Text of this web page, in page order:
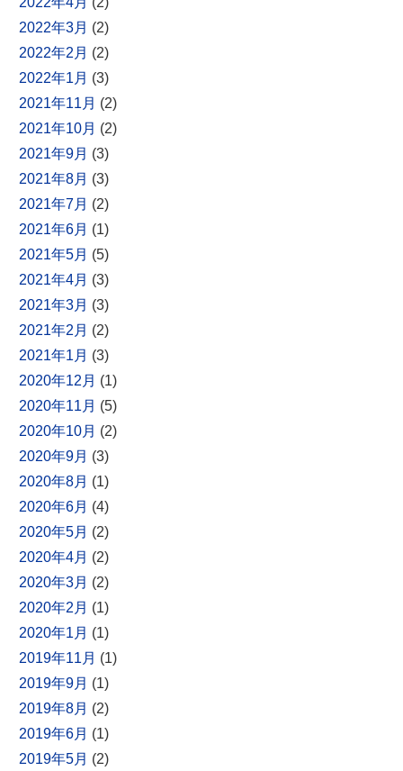
2022年3月 (2)
2022年2月 (2)
2022年1月 (3)
2021年11月 (2)
2021年10月 (2)
2021年9月 (3)
2021年8月 (3)
2021年7月 (2)
2021年6月 (1)
2021年5月 (5)
2021年4月 (3)
2021年3月 (3)
2021年2月 (2)
2021年1月 (3)
2020年12月 (1)
2020年11月 (5)
2020年10月 (2)
2020年9月 (3)
2020年8月 (1)
2020年6月 (4)
2020年5月 (2)
2020年4月 (2)
2020年3月 (2)
2020年2月 (1)
2020年1月 (1)
2019年11月 (1)
2019年9月 (1)
2019年8月 (2)
2019年6月 (1)
2019年5月 (2)